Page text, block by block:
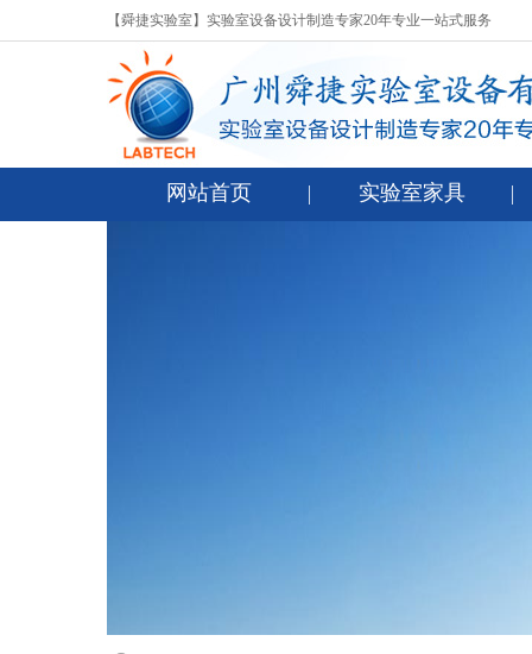
【舜捷实验室】实验室设备设计制造专家20年专业一站式服务
网站首页 实验室家具